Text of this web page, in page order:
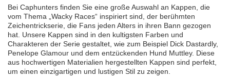
Bei Caphunters finden Sie eine große Auswahl an Kappen, die
vom Thema „Wacky Races“ inspiriert sind, der berühmten
Zeichentrickserie, die Fans jeden Alters in ihren Bann gezogen
hat. Unsere Kappen sind in den kultigsten Farben und
Charakteren der Serie gestaltet, wie zum Beispiel Dick Dastardly,
Penelope Glamour und dem entzückenden Hund Muttley. Diese
aus hochwertigen Materialien hergestellten Kappen sind perfekt,
um einen einzigartigen und lustigen Stil zu zeigen.